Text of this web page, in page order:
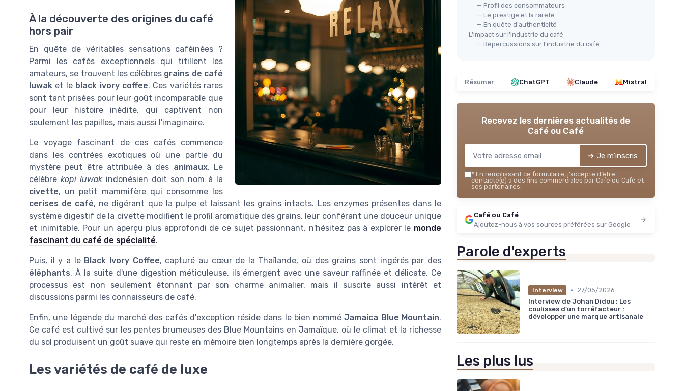
À la découverte des origines du café
hors pair
En quête de véritables sensations caféinées ?
Parmi les cafés exceptionnels qui titillent les
amateurs, se trouvent les célèbres grains de café
luwak et le black ivory coffee. Ces variétés rares
sont tant prisées pour leur goût incomparable que
pour leur histoire inédite, qui captivent non
seulement les papilles, mais aussi l'imaginaire.
Le voyage fascinant de ces cafés commence
dans les contrées exotiques où une partie du
mystère peut être attribuée à des animaux. Le
célèbre kopi luwakindonésien doit son nom à la
civette, un petit mammifère qui consomme les
cerises de café, ne digérant que la pulpe et laissant les grains intacts. Les enzymes présentes dans le
système digestif de la civette modifient le profil aromatique des grains, leur conférant une douceur unique
et inimitable. Pour un aperçu plus approfondi de ce sujet passionnant, n'hésitez pas à explorer le monde
fascinant du café de spécialité.
Puis, il y a le Black Ivory Coffee, capturé au cœur de la Thaïlande, où des grains sont ingérés par des
éléphants. À la suite d'une digestion méticuleuse, ils émergent avec une saveur raffinée et délicate. Ce
processus est non seulement étonnant par son charme animalier, mais il suscite aussi intérêt et
discussions parmi les connaisseurs de café.
Enfin, une légende du marché des cafés d'exception réside dans le bien nomméJamaica Blue Mountain.
Ce café est cultivé sur les pentes brumeuses des Blue Mountains en Jamaïque, où le climat et la richesse
du sol produisent un goût suave qui reste en mémoire bien longtemps après la dernière gorgée.
Les variétés de café de luxe
— Profil des consommateurs
— Le prestige et la rareté
— En quête d'authenticité
L'impact sur l'industrie du café
— Répercussions sur l'industrie du café
Résumer ChatGPT Claude Mistral
Recevez les dernières actualités de
Café ou Café
➔ Je m'inscris
* En remplissant ce formulaire, j’accepte d’être
contacté(e) à des fins commerciales par Café ou Café et
ses partenaires.
Café ou Café
Ajoutez-nous à vos sources préférées sur Google
Parole d'experts
Interview •
27/05/2026
Interview de Johan Didou : Les
coulisses d'un torréfacteur :
développer une marque artisanale
Les plus lus